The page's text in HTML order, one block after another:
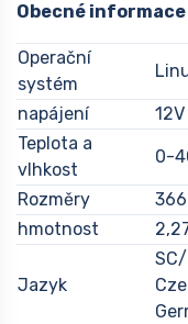
Obecné informace
Operační
systém
napájení
Teplota a
vlhkost
0-
Rozměry
hmotnost
Jazyk